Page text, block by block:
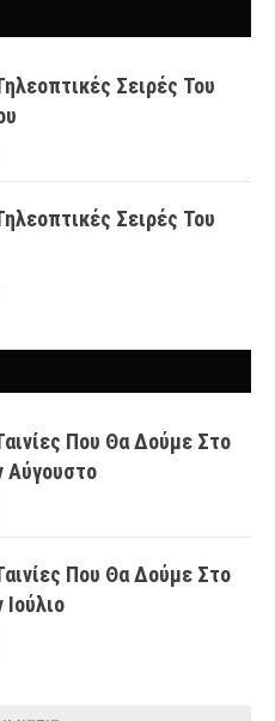
Σειρές Του
Σειρές Του
Που Θα Δούμε Στο
Αύγουστο
Που Θα Δούμε Στο
Ιούλιο